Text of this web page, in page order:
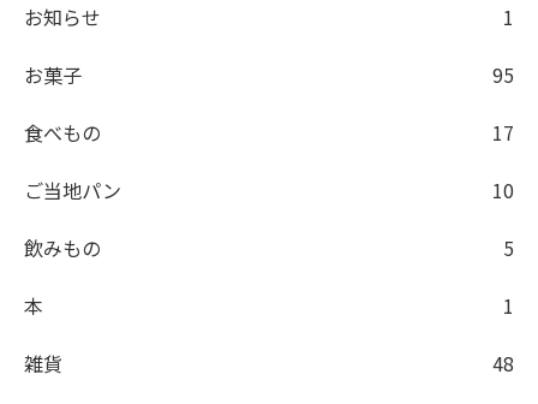
お知らせ
1
お菓子
95
食べもの
17
ご当地パン
10
飲みもの
5
本
1
雑貨
48